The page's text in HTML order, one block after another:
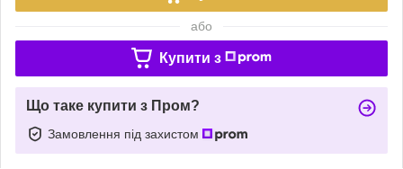
або
Купити з
Що таке купити з Пром?
Замовлення під захистом